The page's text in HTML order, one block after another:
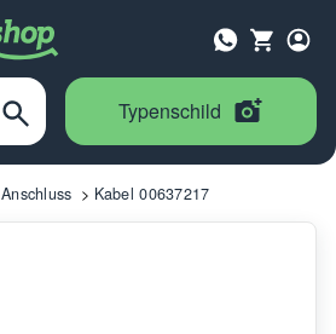
Typenschild
Anschluss Kabel 00637217